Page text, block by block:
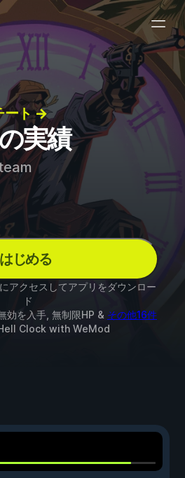
ート →
実績
はじめる
アクセスしてアプリをダウンロー
ド
効を入手, 無制限HP & その他16件
Clock with WeMod